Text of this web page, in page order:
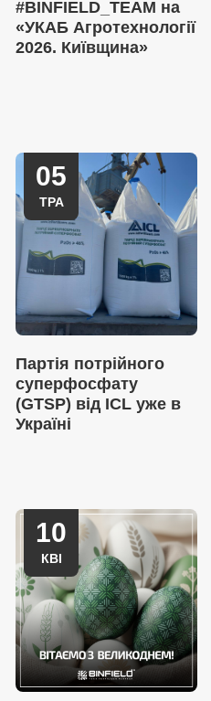
#BINFIELD_TEAM на
«УКАБ Агротехнології
2026. Київщина»
05
ТРА
Партія потрійного
суперфосфату
(GTSP) від ICL уже в
Україні
10
КВІ